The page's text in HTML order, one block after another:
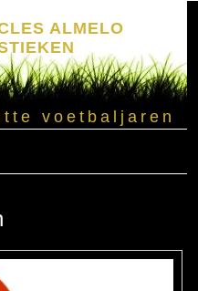
ALMELO
voetbaljaren